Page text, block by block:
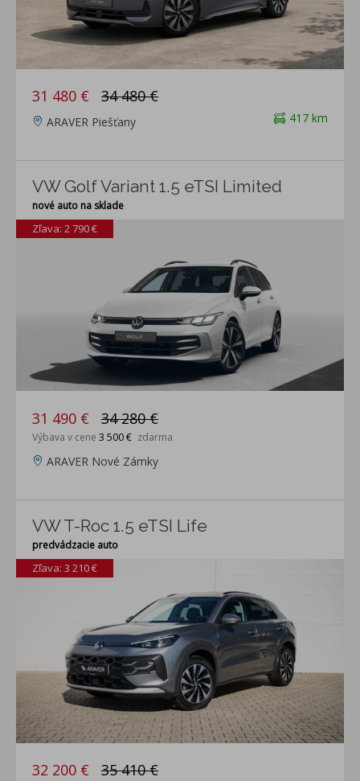
31 480 € 34 480 €
417 km
ARAVER Piešťany
VW Golf Variant 1.5 eTSI Limited
nové auto na sklade
Zľava: 2 790 €
31 490 € 34 280 €
Výbava v cene 3 500 € zdarma
ARAVER Nové Zámky
VW T-Roc 1.5 eTSI Life
predvádzacie auto
Zľava: 3 210 €
32 200 € 35 410 €